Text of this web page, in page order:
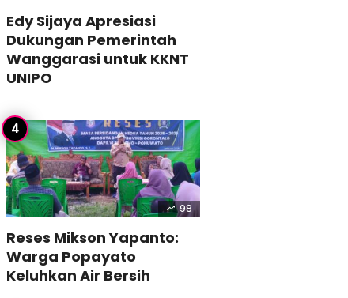
Edy Sijaya Apresiasi
Dukungan Pemerintah
Wanggarasi untuk KKNT
UNIPO
98
Reses Mikson Yapanto:
Warga Popayato
Keluhkan Air Bersih